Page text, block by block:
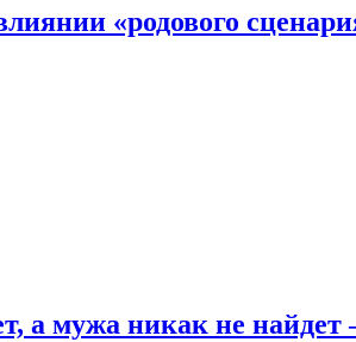
«родового
а мужа никак не